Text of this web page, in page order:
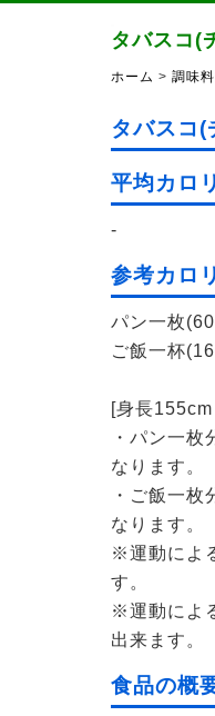
タバスコ(
ホーム > 調味
タバスコ(
平均カロ
-
参考カロ
パン一枚
ご飯一杯
[身長
・パン一
なります。
・ご飯一
なります。
※運動によ
す。
※運動によ
出来ます。
食品の概